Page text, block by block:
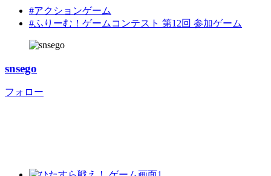
#アクションゲーム
#ふりーむ！ゲームコンテスト 第12回 参加ゲーム
snsego
フォロー